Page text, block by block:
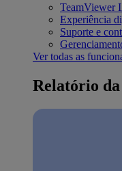
TeamViewer
Experiência
Suporte e
Ver todas as
Relatório